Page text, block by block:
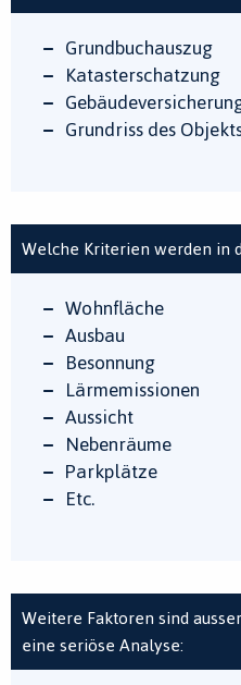
Grundbuchauszug
Katasterschatzung
Grundriss des
Welche Kriterien werden in
Wohnfläche
Ausbau
Besonnung
Lärmemissionen
Aussicht
Nebenräume
Parkplätze
Etc.
Weitere Faktoren sind
eine seriöse Analyse: